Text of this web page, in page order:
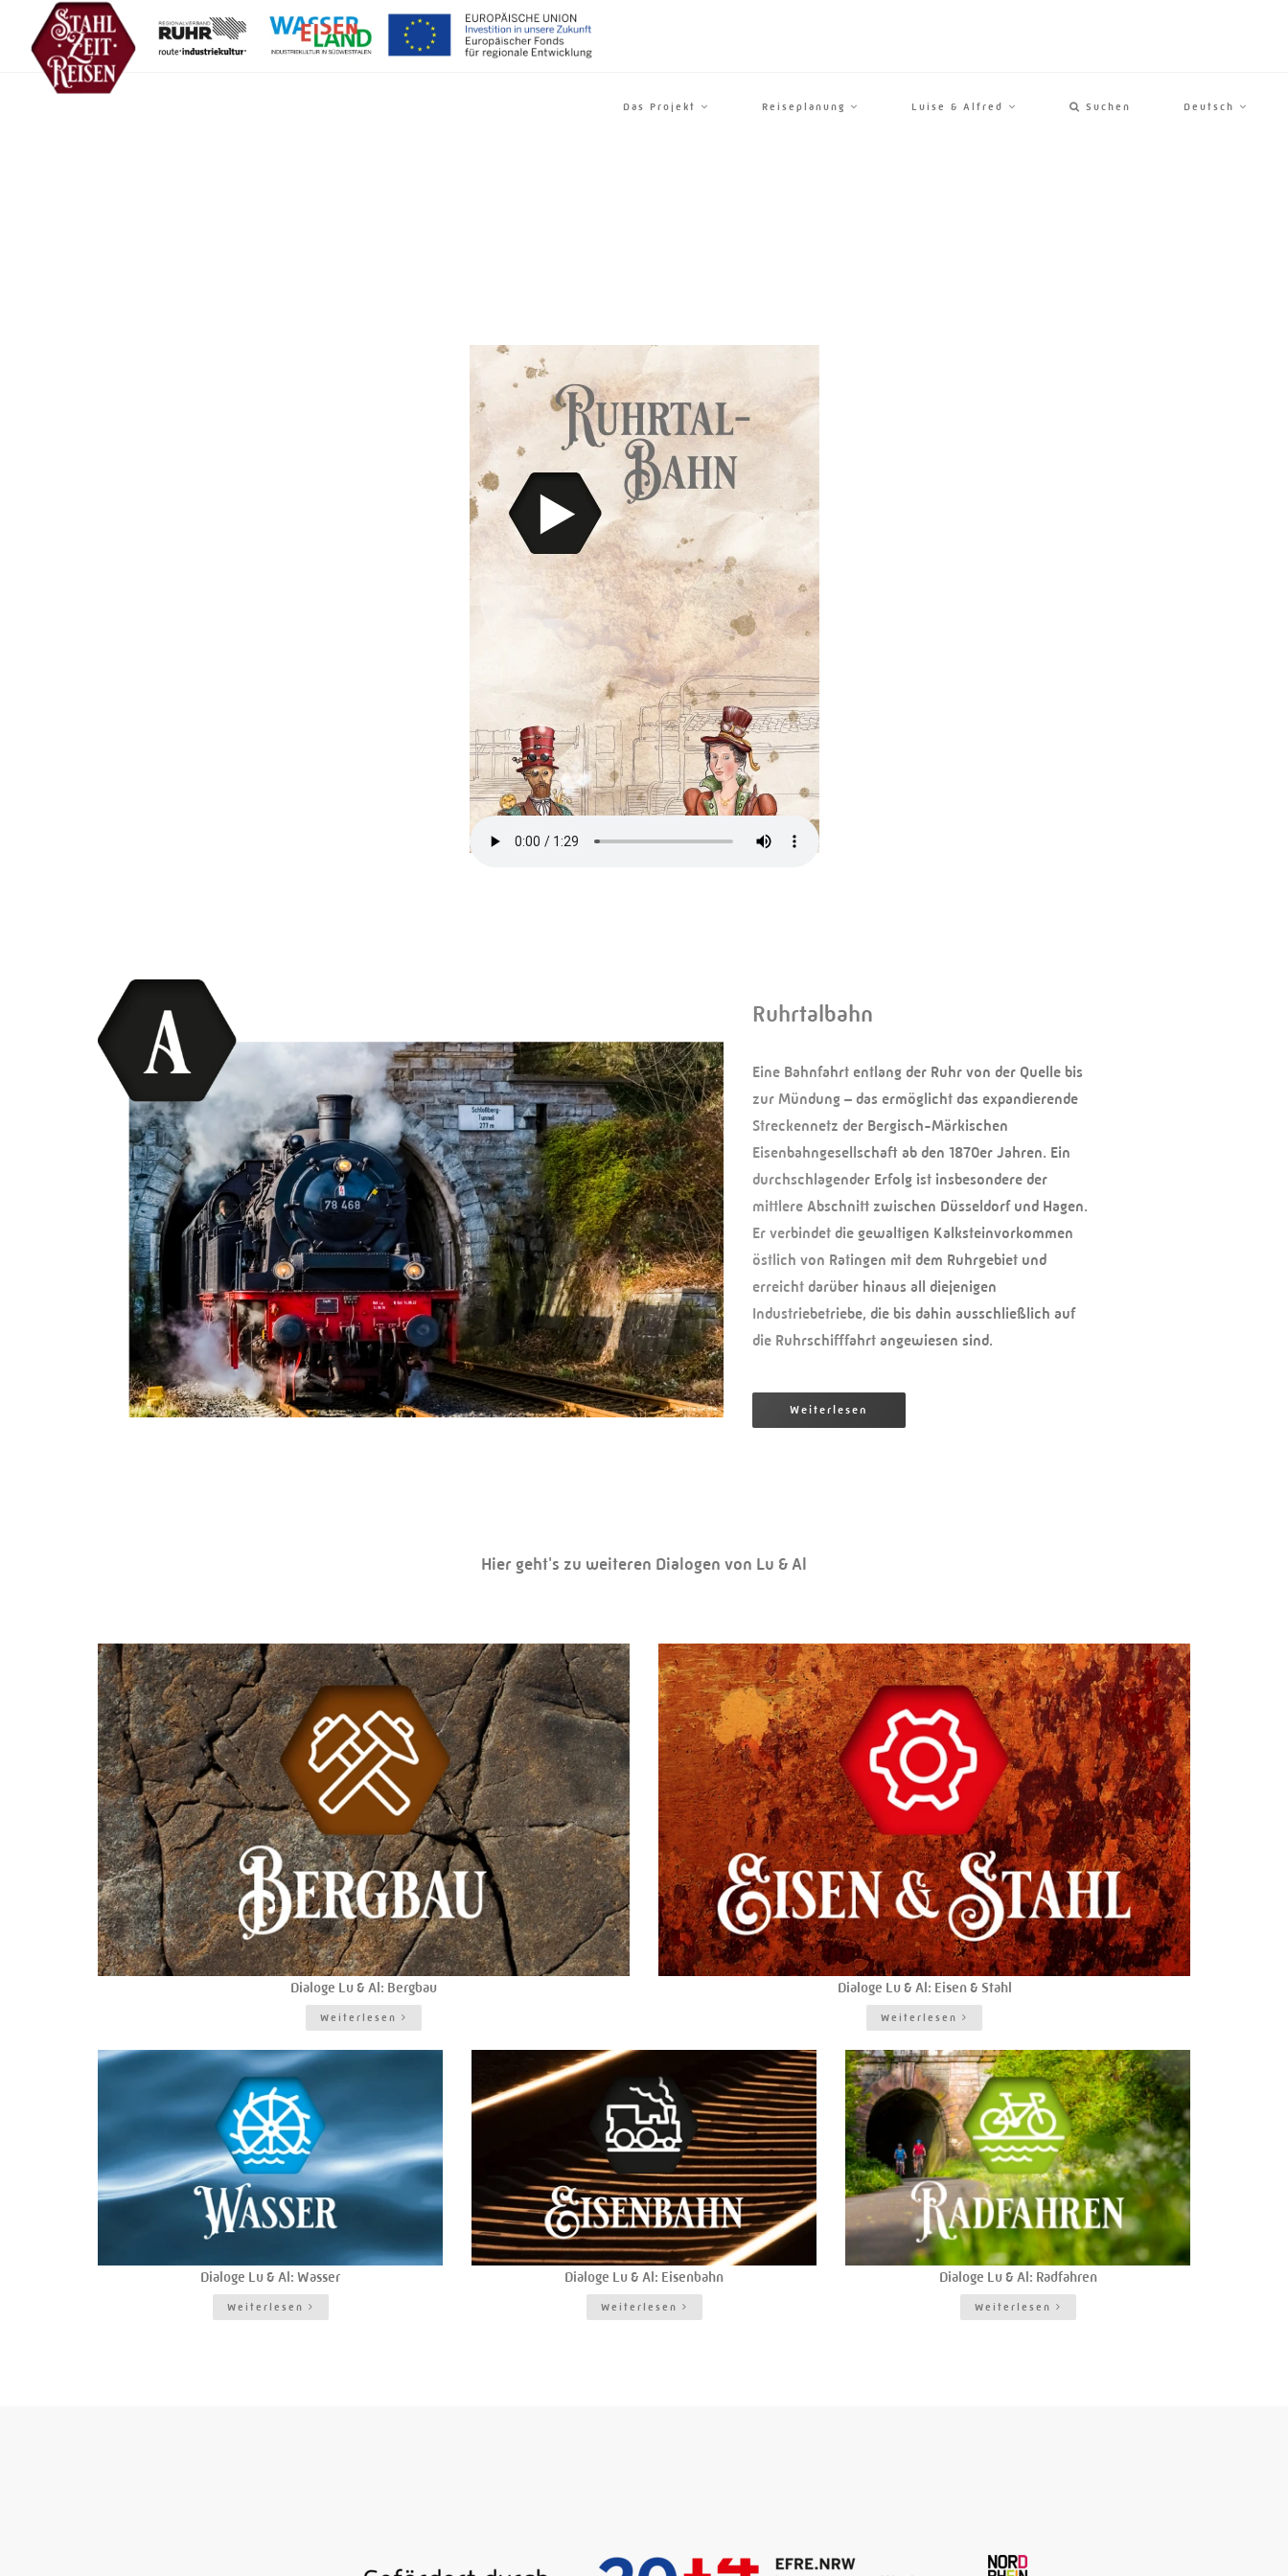
Das Projekt Reiseplanung Luise & Alfred Suchen Deutsch
Ruhrtalbahn
Eine Bahnfahrt entlang der Ruhr von der Quelle bis
zur Mündung – das ermöglicht das expandierende
Streckennetz der Bergisch-Märkischen
Eisenbahngesellschaft ab den 1870er Jahren. Ein
durchschlagender Erfolg ist insbesondere der
mittlere Abschnitt zwischen Düsseldorf und Hagen.
Er verbindet die gewaltigen Kalksteinvorkommen
östlich von Ratingen mit dem Ruhrgebiet und
erreicht darüber hinaus all diejenigen
Industriebetriebe, die bis dahin ausschließlich auf
die Ruhrschifffahrt angewiesen sind.
Weiterlesen
Hier geht's zu weiteren Dialogen von Lu & Al
Dialoge Lu & Al: Bergbau
Weiterlesen
Dialoge Lu & Al: Eisen & Stahl
Weiterlesen
Dialoge Lu & Al: Wasser
Weiterlesen
Dialoge Lu & Al: Eisenbahn
Weiterlesen
Dialoge Lu & Al: Radfahren
Weiterlesen